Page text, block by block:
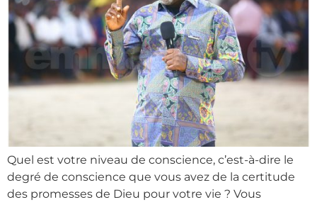
Quel est votre niveau de conscience, c’est-à-dire le
degré de conscience que vous avez de la certitude
des promesses de Dieu pour votre vie ? Vous